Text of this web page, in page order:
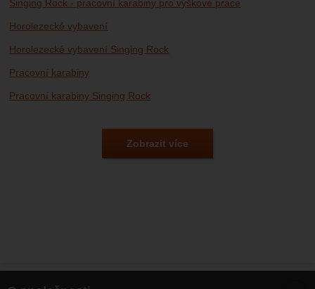
Singing Rock - pracovní karabiny pro výškové práce
Horolezecké vybavení
Horolezecké vybavení Singing Rock
Pracovní karabiny
Pracovní karabiny Singing Rock
Zobrazit více